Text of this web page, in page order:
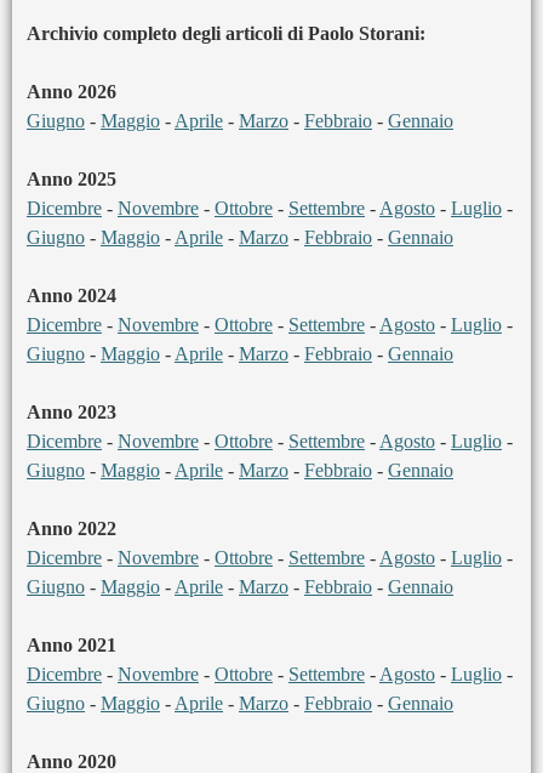
Archivio completo degli articoli di Paolo Storani:
Anno 2026
Giugno - Maggio - Aprile - Marzo - Febbraio - Gennaio
Anno 2025
Dicembre - Novembre - Ottobre - Settembre - Agosto - Luglio -
Giugno - Maggio - Aprile - Marzo - Febbraio - Gennaio
Anno 2024
Dicembre - Novembre - Ottobre - Settembre - Agosto - Luglio -
Giugno - Maggio - Aprile - Marzo - Febbraio - Gennaio
Anno 2023
Dicembre - Novembre - Ottobre - Settembre - Agosto - Luglio -
Giugno - Maggio - Aprile - Marzo - Febbraio - Gennaio
Anno 2022
Dicembre - Novembre - Ottobre - Settembre - Agosto - Luglio -
Giugno - Maggio - Aprile - Marzo - Febbraio - Gennaio
Anno 2021
Dicembre - Novembre - Ottobre - Settembre - Agosto - Luglio -
Giugno - Maggio - Aprile - Marzo - Febbraio - Gennaio
Anno 2020